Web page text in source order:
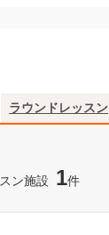
ラウンドレッスン
ン施設 1件